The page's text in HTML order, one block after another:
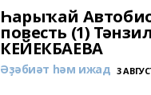
Һарыҡай
повесть (1)
КЕЙЕКБАЕВА
Әҙәбиәт һәм ижад 3